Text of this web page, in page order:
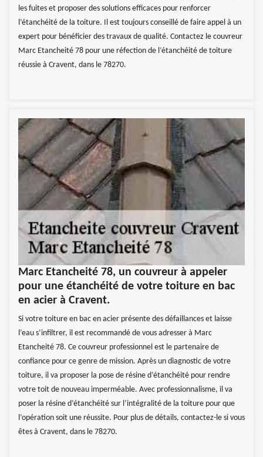
les fuites et proposer des solutions efficaces pour renforcer
l’étanchéité de la toiture. Il est toujours conseillé de faire appel à un
expert pour bénéficier des travaux de qualité. Contactez le couvreur
Marc Etancheité 78 pour une réfection de l’étanchéité de toiture
réussie à Cravent, dans le 78270.
Marc Etancheité 78, un couvreur à appeler
pour une étanchéité de votre toiture en bac
en acier à Cravent.
Si votre toiture en bac en acier présente des défaillances et laisse
l’eau s’infiltrer, il est recommandé de vous adresser à Marc
Etancheité 78. Ce couvreur professionnel est le partenaire de
confiance pour ce genre de mission. Après un diagnostic de votre
toiture, il va proposer la pose de résine d’étanchéité pour rendre
votre toit de nouveau imperméable. Avec professionnalisme, il va
poser la résine d’étanchéité sur l’intégralité de la toiture pour que
l’opération soit une réussite. Pour plus de détails, contactez-le si vous
êtes à Cravent, dans le 78270.